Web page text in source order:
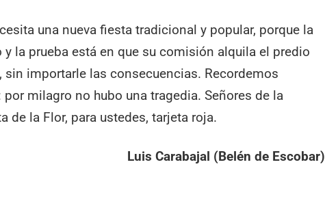
una nueva fiesta tradicional y popular, porque la
la prueba está en que su comisión alquila el predio
sin importarle las consecuencias. Recordemos
milagro no hubo una tragedia. Señores de la
de la Flor, para ustedes, tarjeta roja.
Luis Carabajal (Belén de Escobar)